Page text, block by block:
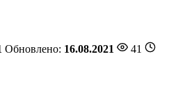
Обновлено: 16.08.2021
41